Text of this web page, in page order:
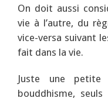
On doit aussi
vie à l’autre, du
vice-versa suivant
fait dans la vie.
Juste une
bouddhisme,